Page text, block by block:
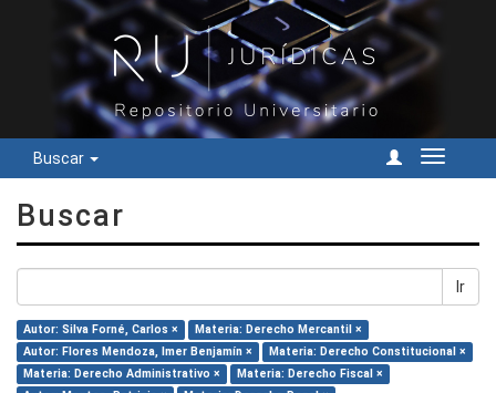
Buscar
Cambiar
Buscar
Ir
Autor: Silva Forné, Carlos ×
Materia: Derecho Mercantil ×
Autor: Flores Mendoza, Imer Benjamín ×
Materia: Derecho Constitucional ×
Materia: Derecho Administrativo ×
Materia: Derecho Fiscal ×